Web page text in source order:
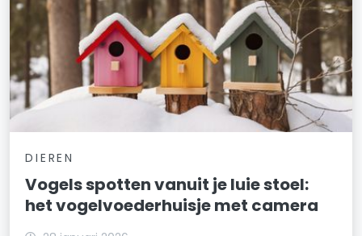
DIEREN
Vogels spotten vanuit je luie stoel:
het vogelvoederhuisje met camera